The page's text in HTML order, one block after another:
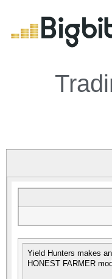
Yield Hunters makes
HONEST FARMER